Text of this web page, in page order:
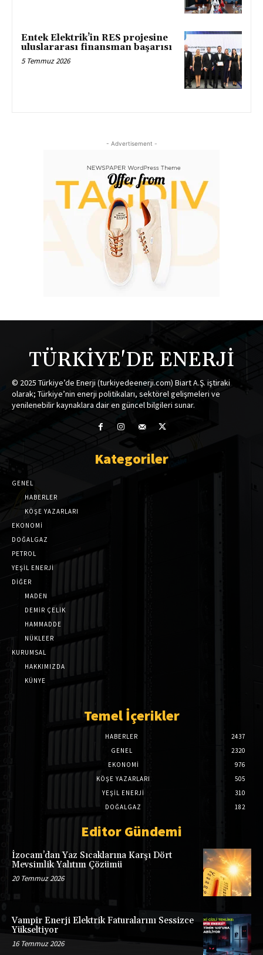
Entek Elektrik’in RES projesine
uluslararası finansman başarısı
5 Temmuz 2026
- Advertisement -
TÜRKİYE'DE ENERJİ
© 2025 Türkiye’de Enerji (turkiyedeenerji.com) Biart A.Ş. iştiraki
olarak; Türkiye’nin enerji politikaları, sektörel gelişmeleri ve
yenilenebilir kaynaklara dair en güncel bilgileri sunar.
Kategoriler
GENEL
HABERLER
KÖŞE YAZARLARI
EKONOMİ
DOĞALGAZ
PETROL
YEŞİL ENERJİ
DİĞER
MADEN
DEMİR ÇELİK
HAMMADDE
NÜKLEER
KURUMSAL
HAKKIMIZDA
KÜNYE
Temel İçerikler
HABERLER
2437
GENEL
2320
EKONOMI
976
KÖŞE YAZARLARI
505
YEŞİL ENERJİ
310
DOĞALGAZ
182
Editor Gündemi
İzocam’dan Yaz Sıcaklarına Karşı Dört
Mevsimlik Yalıtım Çözümü
20 Temmuz 2026
Vampir Enerji Elektrik Faturalarını Sessizce
Yükseltiyor
16 Temmuz 2026